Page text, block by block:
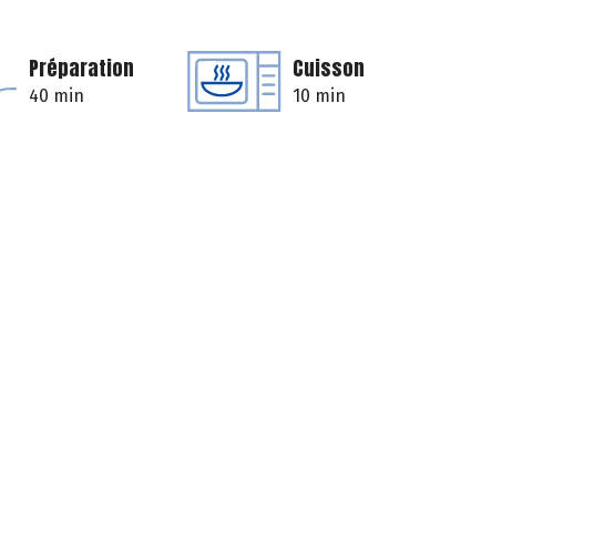
Préparation
40 min
Cuisson
10 min